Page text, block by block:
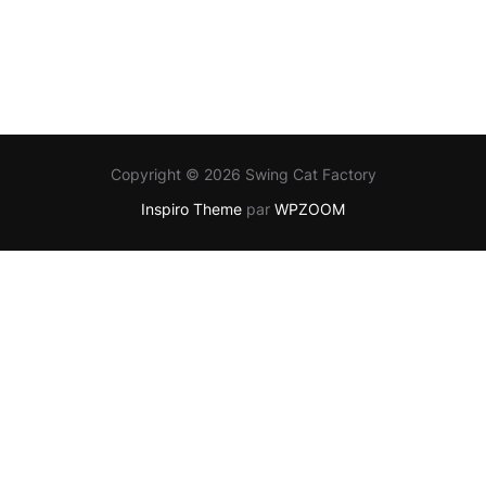
Copyright © 2026 Swing Cat Factory
Inspiro Theme par WPZOOM